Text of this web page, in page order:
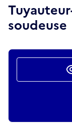
soudeuse
Actions